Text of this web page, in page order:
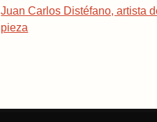
Juan Carlos Distéfano, artista
pieza